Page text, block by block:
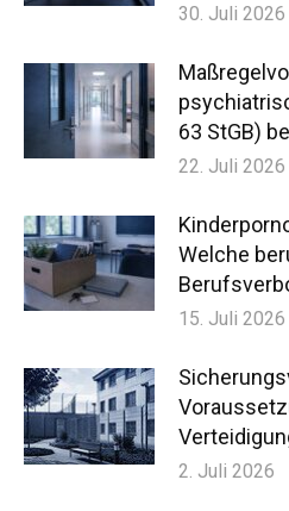
30. Juli 2026
63 StGB)
22. Juli 2026
Welche
15. Juli 2026
2. Juli 2026